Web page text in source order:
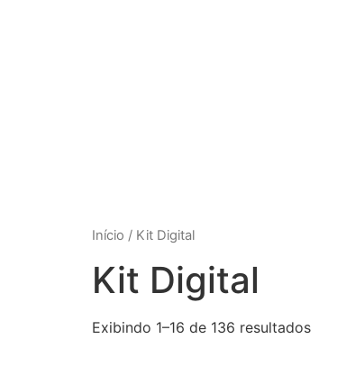
Início / Kit Digital
Kit Digital
Exibindo 1–16 de 136 resultados